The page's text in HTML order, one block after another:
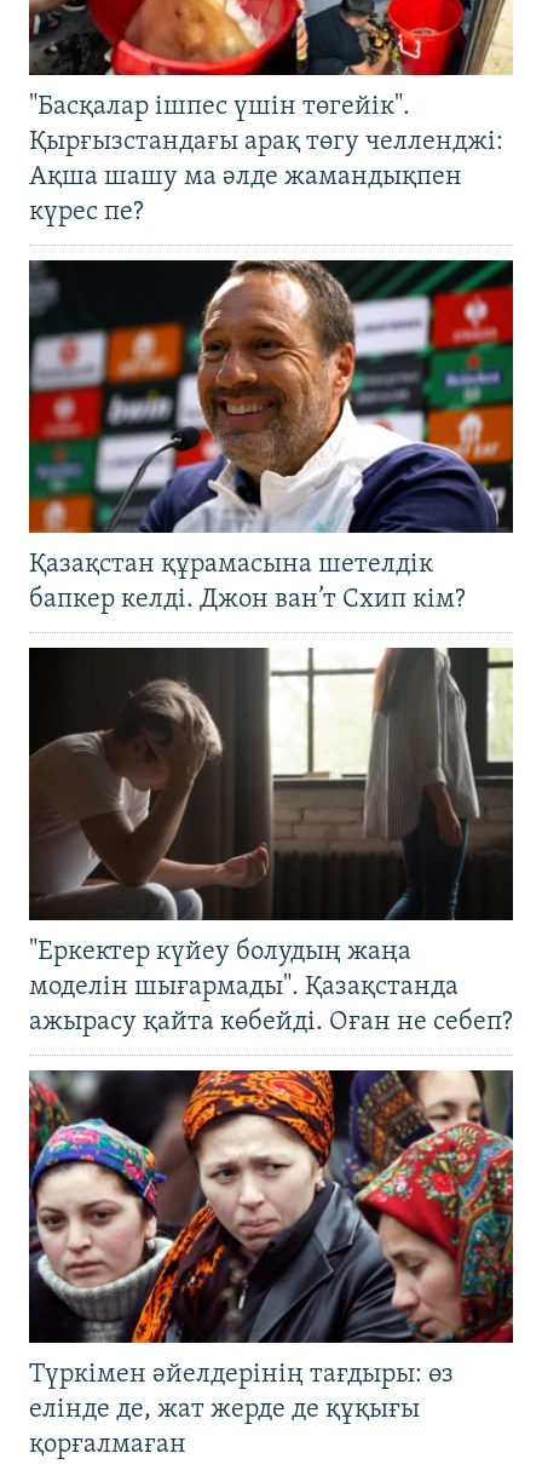
"Басқалар ішпес үшін төгейік".
Қырғызстандағы арақ төгу челленджі:
Ақша шашу ма әлде жамандықпен
күрес пе?
Қазақстан құрамасына шетелдік
бапкер келді. Джон ван’т Схип кім?
"Еркектер күйеу болудың жаңа
моделін шығармады". Қазақстанда
ажырасу қайта көбейді. Оған не себеп?
Түркімен әйелдерінің тағдыры: өз
елінде де, жат жерде де құқығы
қорғалмаған